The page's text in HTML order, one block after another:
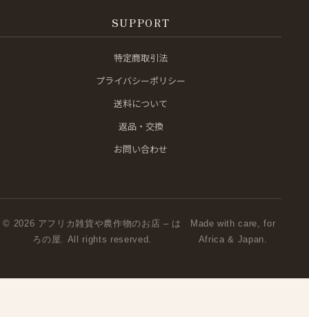
SUPPORT
特定商取引法
プライバシーポリシー
送料について
返品・交換
お問い合わせ
© 2026 アフリカ雑貨や農作物のお店 – は
ろの屋. All rights reserved.
Made with care, for
Africa & Japan.